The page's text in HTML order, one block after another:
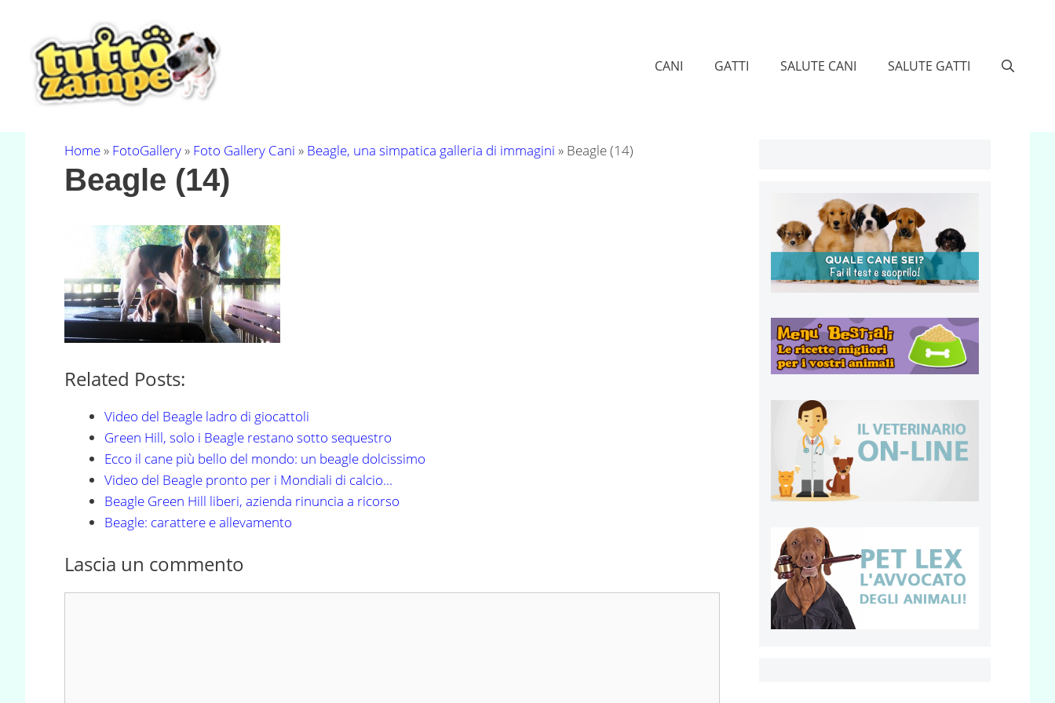
contenuto
CANI GATTI SALUTE CANI SALUTE GATTI
Home» FotoGallery» Foto Gallery Cani » Beagle, una simpatica galleria di immagini » Beagle (14)
Beagle (14)
Related Posts:
Video del Beagle ladro di giocattoli
Green Hill, solo i Beagle restano sotto sequestro
Ecco il cane più bello del mondo: un beagle dolcissimo
Video del Beagle pronto per i Mondiali di calcio...
Beagle Green Hill liberi, azienda rinuncia a ricorso
Beagle: carattere e allevamento
Lascia un commento